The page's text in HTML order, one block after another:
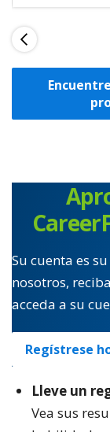
Su cuenta es
nosotros,
acceda a su
Regístrese
Lleve un
Vea sus